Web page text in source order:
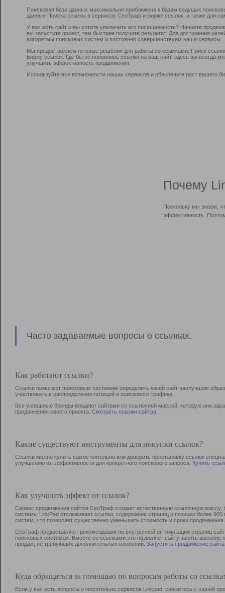
Поисковая база данных максимально приближена к базам ведущих
данные Поиска ссылок в сервисах СеоТраф и Бирже ссылок, а также для
У вас есть сайт и вы хотите увеличить его посещаемость? Начните
вы запустите проект, тем быстрее получите результат. Для достижения
алгоритмы поисковых систем и постоянно совершенствуем наши сервисы.
Мы предоставляем готовые решения для работы со ссылками: Поиск
Биржу ссылок. Где бы не появились ссылки на ваш сайт, здесь вы всегда
улучшить эффективность продвижения.
Используйте все возможности наших сервисов и обеспечьте рост вашего
Почему
Поскольку мы знаем,
эффективность.
Часто задаваемые вопросы о ссылках.
Как работают ссылки?
Ссылки помогают поисковым системам определить какой сайт наилучшим
участвовать в раcпределении позиций и поискового трафика.
Все успешные бренды владеют сайтами со ссылочной массой, которую они
продвижения своего проекта. Смотреть ссылки сайтов
Какие существуют инструменты для покупки ссылок?
Ссылки можно купить самостоятельно или доверить простановку ссылок
улучшению их эффективности для конкретного поискового запроса. Купить
Как улучшить эффект от ссылок?
Сервис продвижения сайтов СеоТраф создает естественную ссылочную
системы LinkPad отслеживает ссылки, содержание страниц и позиции более
систем, что позволяет существенно уменьшить стоимость и сроки продвижения.
СеоТраф предоставляет рекомендации по внутренней оптимизации страниц
поисковых системах. Вместе со ссылками это позволяет сайту занять
продаж, не требующих дополнительных вложений. Запустить продвижение сайта
Куда обращаться за помощью по вопросам работы со
Если у вас есть вопросы относительно сервисов Linkpad, свяжитесь с нашей